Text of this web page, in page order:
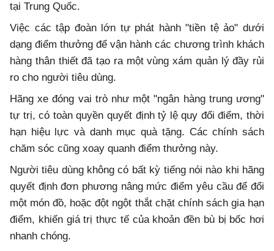
tại Trung Quốc.
Việc các tập đoàn lớn tự phát hành "tiền tệ ảo" dưới
dạng điểm thưởng để vận hành các chương trình khách
hàng thân thiết đã tạo ra một vùng xám quản lý đầy rủi
ro cho người tiêu dùng.
Hãng xe đóng vai trò như một "ngân hàng trung ương"
tự trị, có toàn quyền quyết định tỷ lệ quy đổi điểm, thời
hạn hiệu lực và danh mục quà tặng. Các chính sách
chăm sóc cũng xoay quanh điểm thưởng này.
Người tiêu dùng không có bất kỳ tiếng nói nào khi hãng
quyết định đơn phương nâng mức điểm yêu cầu để đổi
một món đồ, hoặc đột ngột thắt chặt chính sách gia hạn
điểm, khiến giá trị thực tế của khoản đền bù bị bốc hơi
nhanh chóng.